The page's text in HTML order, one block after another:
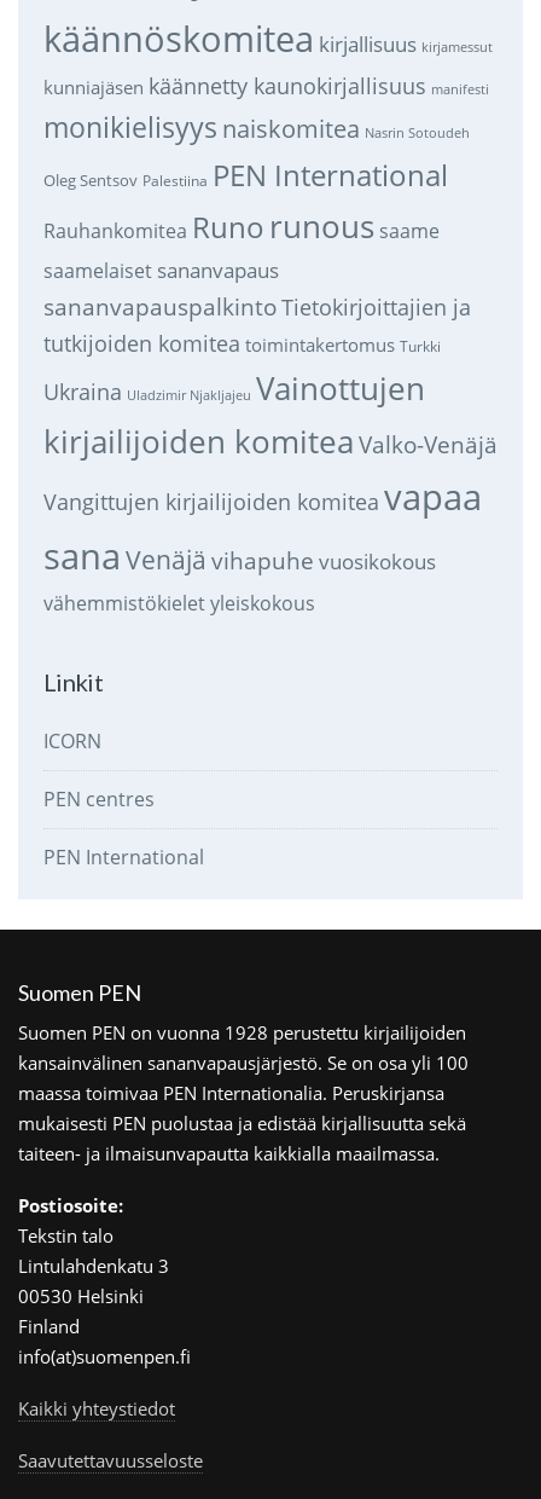
käännöskomitea kirjallisuus kirjamessut
kunniajäsen käännetty kaunokirjallisuus manifesti
monikielisyys naiskomitea Nasrin Sotoudeh
Oleg Sentsov Palestiina PEN International
Rauhankomitea Runo runous saame
saamelaiset sananvapaus
sananvapauspalkintoTietokirjoittajien ja
tutkijoiden komitea toimintakertomus Turkki
Ukraina Uladzimir Njakljajeu Vainottujen
kirjailijoiden komitea Valko-Venäjä
Vangittujen kirjailijoiden komitea vapaa
sana Venäjä vihapuhe vuosikokous
vähemmistökieletyleiskokous
Linkit
ICORN
PEN centres
PEN International
Suomen PEN
Suomen PEN on vuonna 1928 perustettu kirjailijoiden
kansainvälinen sananvapausjärjestö. Se on osa yli 100
maassa toimivaa PEN Internationalia. Peruskirjansa
mukaisesti PEN puolustaa ja edistää kirjallisuutta sekä
taiteen- ja ilmaisunvapautta kaikkialla maailmassa.
Postiosoite:
Tekstin talo
Lintulahdenkatu 3
00530 Helsinki
Finland
info(at)suomenpen.fi
Kaikki yhteystiedot
Saavutettavuusseloste